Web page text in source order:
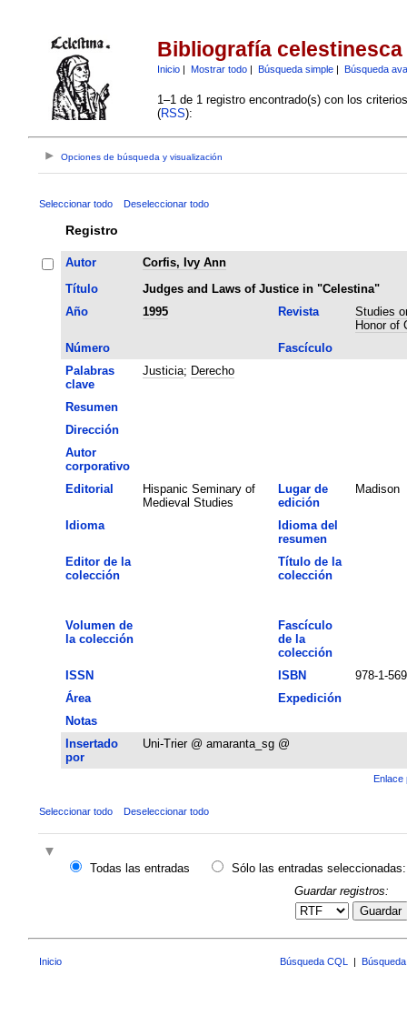
Bibliografía celestinesca
Inicio| Mostrar todo| Búsqueda simple| Búsqueda
1–1 de 1 registro encontrado(s) con los
(RSS):
Opciones de búsqueda y visualización
Seleccionar todo Deseleccionar todo
Registro
Autor
Corfis, Ivy Ann
Título
Judges and Laws of Justice in "Celestina"
Año
1995 Revista
Studies
Honor of
Número
Fascículo
Palabras
clave
Justicia; Derecho
Resumen
Dirección
Autor
corporativo
Editorial
Hispanic Seminary of
Medieval Studies
Lugar de
edición
Madison
Idioma
Idioma del
resumen
Editor de la
colección
Título de la
colección
Volumen de
la colección
Fascículo
de la
colección
ISSN
ISBN
978-1-
Área
Expedición
Notas
Insertado
por
Uni-Trier @ amaranta_sg @
Enlace
Seleccionar todo Deseleccionar todo
Todas las entradas
Sólo las entradas seleccionadas:
Guardar registros:
Guardar
Inicio Búsqueda CQL